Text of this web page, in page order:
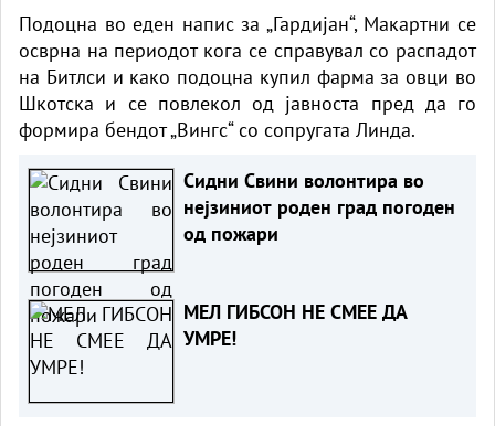
Подоцна во еден напис за „Гардијан“, Макартни се
осврна на периодот кога се справувал со распадот
на Битлси и како подоцна купил фарма за овци во
Шкотска и се повлекол од јавноста пред да го
формира бендот „Вингс“ со сопругата Линда.
Сидни Свини волонтира во
нејзиниот роден град погоден
од пожари
МЕЛ ГИБСОН НЕ СМЕЕ ДА
УМРЕ!